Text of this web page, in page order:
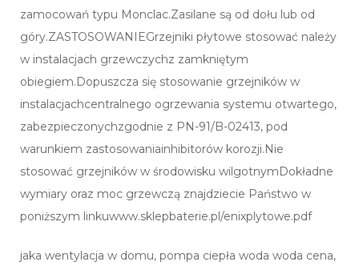
zamocowań typu Monclac.Zasilane są od dołu lub od
góry.ZASTOSOWANIEGrzejniki płytowe stosować należy
w instalacjach grzewczychz zamkniętym
obiegiem.Dopuszcza się stosowanie grzejników w
instalacjachcentralnego ogrzewania systemu otwartego,
zabezpieczonychzgodnie z PN-91/B-02413, pod
warunkiem zastosowaniainhibitorów korozji.Nie
stosować grzejników w środowisku wilgotnymDokładne
wymiary oraz moc grzewczą znajdziecie Państwo w
poniższym linkuwww.sklepbaterie.pl/enixplytowe.pdf
jaka wentylacja w domu, pompa ciepła woda woda cena,